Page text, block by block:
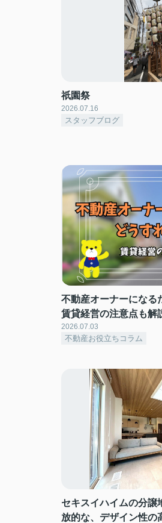
祇園祭
2026.07.16
スタッフブログ
不動産オーナーになる
賃貸経営の注意点も解
2026.07.03
不動産お役立ちコラム
セキスイハイムの分譲
放的な、デザイン性の